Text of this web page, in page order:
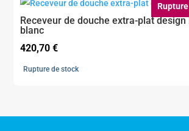
Receveur de douche extra-plat design
blanc
420,70€
Rupture de stock